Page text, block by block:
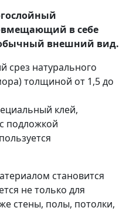
в себе
внешний вид.
срез натурального
толщиной от 1,5 до
клей,
подложкой
становится
не только для
стены, полы, потолки,